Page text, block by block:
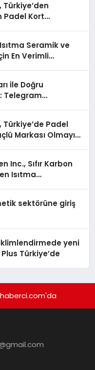
Türkiye’den
Padel Kort
Seramik ve
En Verimli
ile Doğru
Telegram
Türkiye’de Padel
Markası Olmayı
Inc., Sıfır Karbon
Isıtma
sektörüne giriş
iklimlendirmede yeni
Türkiye’de